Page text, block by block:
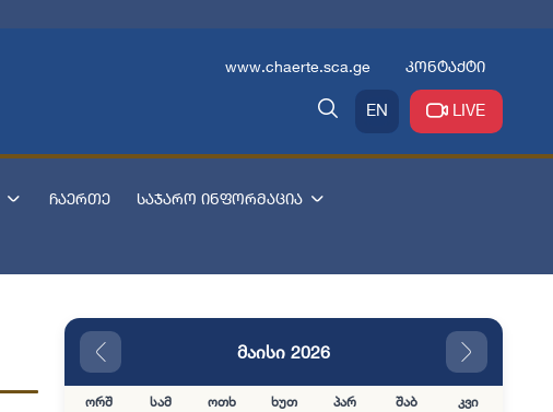
www.chaerte.sca.ge კონტაქტი
EN LIVE
ჩაერთე საჯარო ინფორმაცია
მაისი 2026
ორშ სამ ოთხ ხუთ პარ შაბ კვი